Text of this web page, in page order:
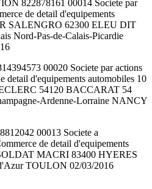
822878161 00014 Societe par
de detail d'equipements
SALENGRO 62300 ELEU DIT
Nord-Pas-de-Calais-Picardie
00020 Societe par actions
detail d'equipements automobiles 10
54120 BACCARAT 54
Ardenne-Lorraine NANCY
00013 Societe a
de detail d'equipements
MACRI 83400 HYERES
TOULON 02/03/2016